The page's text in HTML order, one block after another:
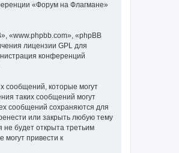
«Форум на Флагмане»
«www.phpbb.com», «phpBB
лицензии GPL для
конференций
сообщений, которые могут
таких сообщений могут
сообщений сохраняются для
или закрыть любую тему
будет открыта третьим
привести к